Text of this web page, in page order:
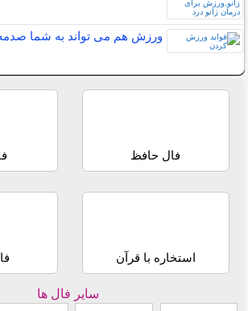
ورزش هم می تواند به شما صدمه
فال حافظ
استخاره با قرآن
سایر فال ها